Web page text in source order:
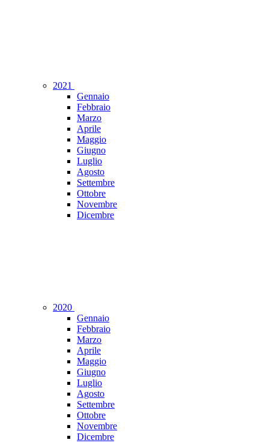
2021
Gennaio
Febbraio
Marzo
Aprile
Maggio
Giugno
Luglio
Agosto
Settembre
Ottobre
Novembre
Dicembre
2020
Gennaio
Febbraio
Marzo
Aprile
Maggio
Giugno
Luglio
Agosto
Settembre
Ottobre
Novembre
Dicembre